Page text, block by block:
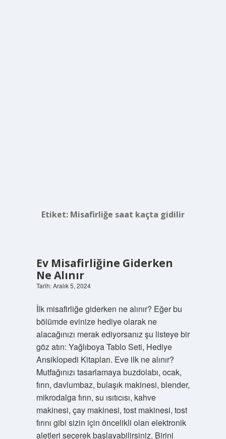
Etiket: Misafirliğe saat kaçta gidilir
Ev Misafirliğine Giderken
Ne Alınır
Tarih: Aralık 5, 2024
İlk misafirliğe giderken ne alınır? Eğer bu
bölümde evinize hediye olarak ne
alacağınızı merak ediyorsanız şu listeye bir
göz atın: Yağlıboya Tablo Seti, Hediye
Ansiklopedi Kitapları. Eve ilk ne alınır?
Mutfağınızı tasarlamaya buzdolabı, ocak,
fırın, davlumbaz, bulaşık makinesi, blender,
mikrodalga fırın, su ısıtıcısı, kahve
makinesi, çay makinesi, tost makinesi, tost
fırını gibi sizin için öncelikli olan elektronik
aletleri seçerek başlayabilirsiniz. Birini